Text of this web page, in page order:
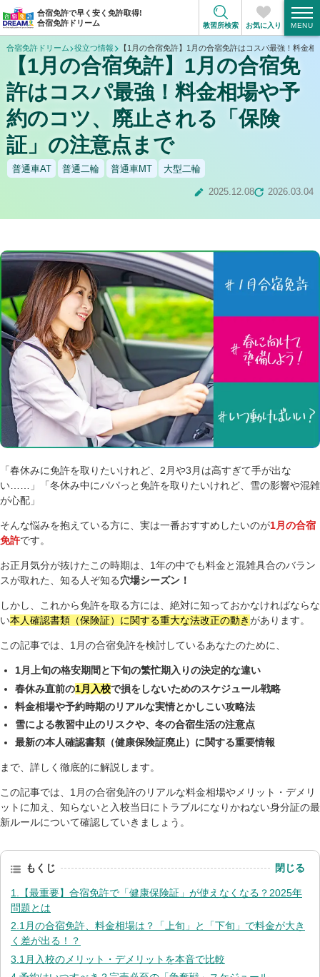
合宿免許で早く安く免許取得!
合宿免許ドリーム
教習所検索 お気に入り
合宿免許ドリーム 役立つ情報 【1月の合宿免許】1月の合宿免許はコスパ最強！料金
【1月の合宿免許】1月の合宿免
許はコスパ最強！料金相場や予
約のコツ、廃止される「保険
証」の注意点まで
普通車AT 普通二輪 普通車MT 大型二輪
2025.12.08 2026.03.04
「春休みに免許を取りたいけれど、2月や3月は高すぎて手が出な
い……」「冬休み中にパパっと免許を取りたいけれど、雪の影響や混雑
が心配」
そんな悩みを抱えている方に、実は一番おすすめしたいのが1月の合宿
免許です。
お正月気分が抜けたこの時期は、1年の中でも料金と混雑具合のバラン
スが取れた、知る人ぞ知る穴場シーズン！
しかし、これから免許を取る方には、絶対に知っておかなければならな
い本人確認書類（保険証）に関する重大な法改正の動きがあります。
この記事では、1月の合宿免許を検討しているあなたのために、
1月上旬の格安期間と下旬の繁忙期入りの決定的な違い
春休み直前の1月入校で損をしないためのスケジュール戦略
料金相場や予約時期のリアルな実情とかしこい攻略法
雪による教習中止のリスクや、冬の合宿生活の注意点
最新の本人確認書類（健康保険証廃止）に関する重要情報
まで、詳しく徹底的に解説します。
この記事では、1月の合宿免許のリアルな料金相場やメリット・デメリ
ットに加え、知らないと入校当日にトラブルになりかねない身分証の最
新ルールについて確認していきましょう。
もくじ 閉じる
1.【最重要】合宿免許で「健康保険証」が使えなくなる？2025年
問題とは
2.1月の合宿免許、料金相場は？「上旬」と「下旬」で料金が大き
く差が出る！？
3.1月入校のメリット・デメリットを本音で比較